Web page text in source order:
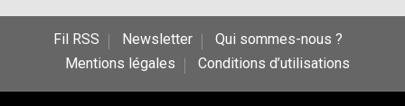
Fil RSS Newsletter
Qui sommes-nous ?
Mentions légales
Conditions d’utilisations